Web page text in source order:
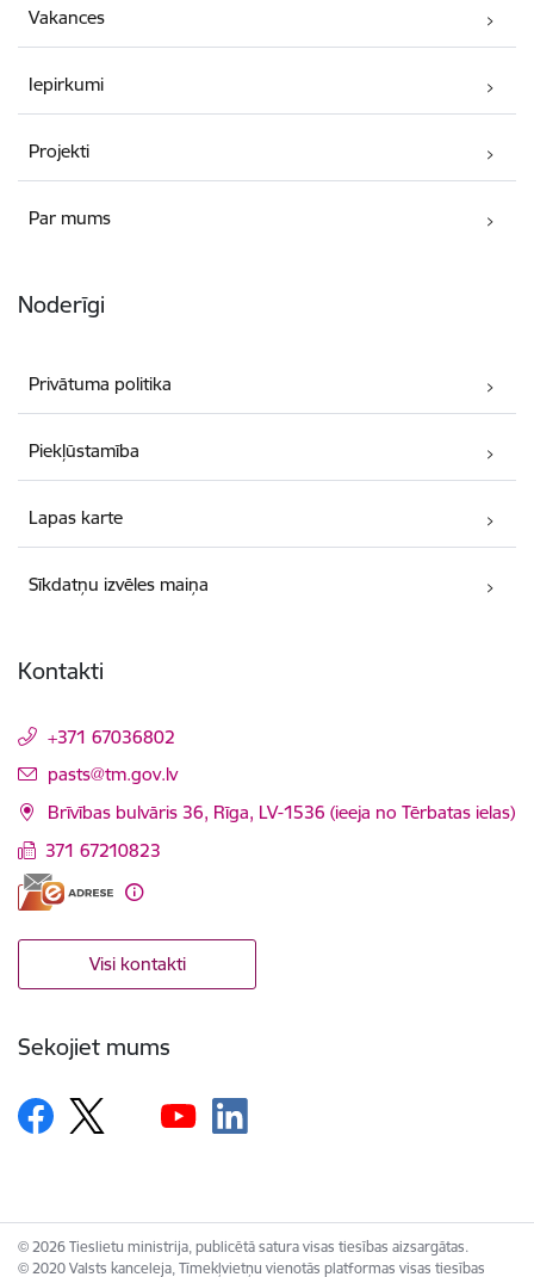
Vakances
Iepirkumi
Projekti
Par mums
Noderīgi
Privātuma politika
Piekļūstamība
Lapas karte
Sīkdatņu izvēles maiņa
Kontakti
+371 67036802
E-pasts:
pasts@tm.gov.lv
Brīvības bulvāris 36, Rīga, LV-1536 (ieeja no Tērbatas ielas)
371 67210823
Visi kontakti
Sekojiet mums
© 2026 Tieslietu ministrija, publicētā satura visas tiesības aizsargātas.
© 2020 Valsts kanceleja, Tīmekļvietņu vienotās platformas visas tiesības